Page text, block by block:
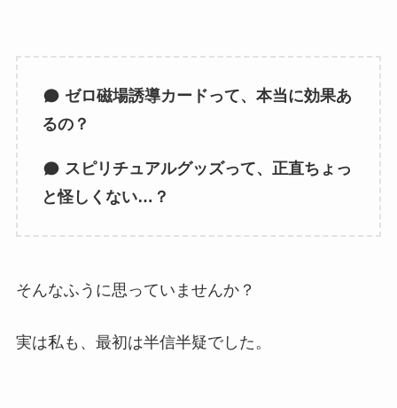
ゼロ磁場誘導カードって、本当に効果あ
るの？
スピリチュアルグッズって、正直ちょっ
と怪しくない…？
そんなふうに思っていませんか？
実は私も、最初は半信半疑でした。